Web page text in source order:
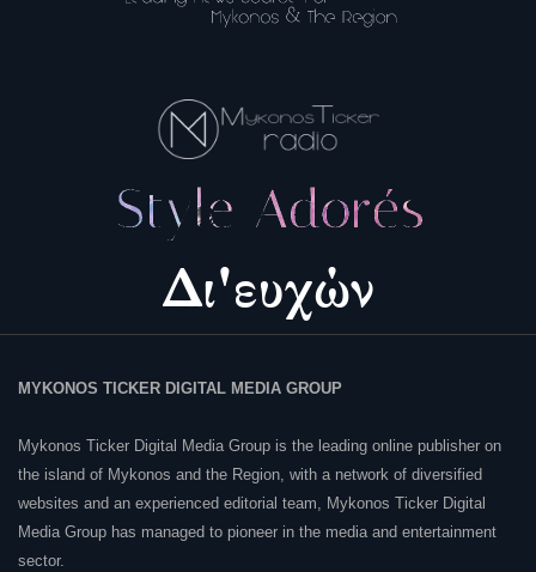
MYKONOS TICKER DIGITAL MEDIA GROUP
Mykonos Ticker Digital Media Group is the leading online publisher on
the island of Mykonos and the Region, with a network of diversified
websites and an experienced editorial team, Mykonos Ticker Digital
Media Group has managed to pioneer in the media and entertainment
sector.